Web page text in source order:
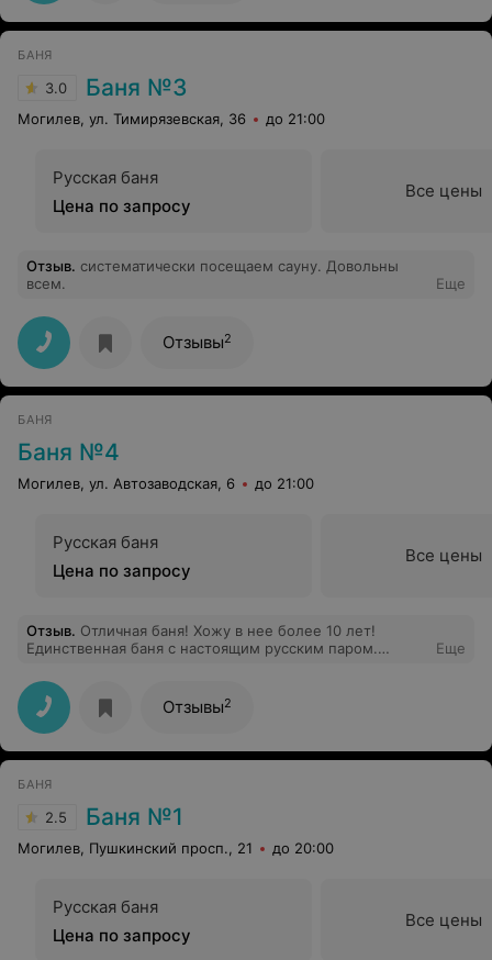
БАНЯ
3.0 Баня №3
Могилев, ул. Тимирязевская, 36 до 21:00
Русская баня
Цена по запросу
Все цены
Отзыв. систематически посещаем сауну. Довольны
всем.
Еще
Отзывы2
БАНЯ
Баня №4
Могилев, ул. Автозаводская, 6 до 21:00
Русская баня
Цена по запросу
Все цены
Отзыв. Отличная баня! Хожу в нее более 10 лет!
Единственная баня с настоящим русским паром.
Еще
Отзывы2
БАНЯ
2.5 Баня №1
Могилев, Пушкинский просп., 21 до 20:00
Русская баня
Цена по запросу
Все цены